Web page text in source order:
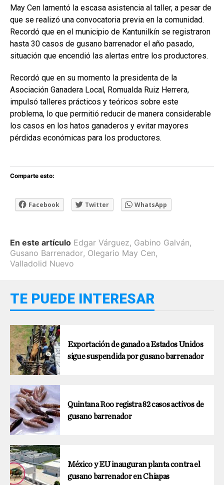
May Cen lamentó la escasa asistencia al taller, a pesar de
que se realizó una convocatoria previa en la comunidad.
Recordó que en el municipio de Kantunilkín se registraron
hasta 30 casos de gusano barrenador el año pasado,
situación que encendió las alertas entre los productores.
Recordó que en su momento la presidenta de la
Asociación Ganadera Local, Romualda Ruiz Herrera,
impulsó talleres prácticos y teóricos sobre este
problema, lo que permitió reducir de manera considerable
los casos en los hatos ganaderos y evitar mayores
pérdidas económicas para los productores.
Comparte esto:
Facebook Twitter WhatsApp
En este artículo Edgar Várguez, Gabino Galván,
Gusano Barrenador, Olegario May Cen,
Valladolid Nuevo
TE PUEDE INTERESAR
Exportación de ganado a Estados Unidos
sigue suspendida por gusano barrenador
Quintana Roo registra 82 casos activos de
gusano barrenador
México y EU inauguran planta contra el
gusano barrenador en Chiapas